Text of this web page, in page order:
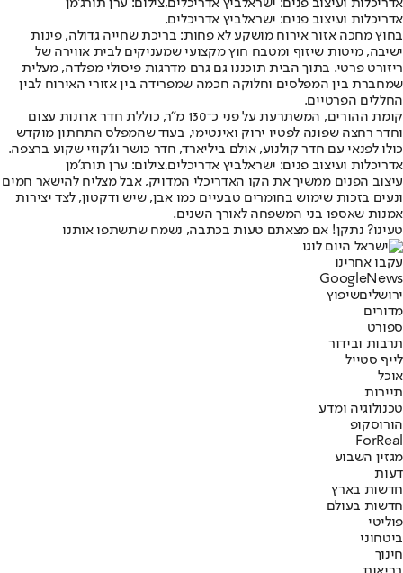
אדריכלות ועיצוב פנים: ישראלביץ אדריכלים,צילום: ערן תורג'מן
אדריכלות ועיצוב פנים: ישראלביץ אדריכלים,
בחוץ מחכה אזור אירוח מושקע לא פחות: בריכת שחייה גדולה, פינות
ישיבה, מיטות שיזוף ומטבח חוץ מקצועי שמעניקים לבית אווירה של
ריזורט פרטי. בתוך הבית תוכננו גם גרם מדרגות פיסולי מפלדה, מעלית
שמחברת בין המפלסים וחלוקה חכמה שמפרידה בין אזורי האירוח לבין
החללים הפרטיים.
קומת ההורים, המשתרעת על פני כ־130 מ"ר, כוללת חדר ארונות עצום
וחדר רחצה שפונה לפטיו ירוק ואינטימי, בעוד שהמפלס התחתון מוקדש
כולו לפנאי עם חדר קולנוע, אולם ביליארד, חדר כושר וג'קוזי שקוע ברצפה.
אדריכלות ועיצוב פנים: ישראלביץ אדריכלים,צילום: ערן תורג'מן
עיצוב הפנים ממשיך את הקו האדריכלי המדויק, אבל מצליח להישאר חמים
ונעים בזכות שימוש בחומרים טבעיים כמו אבן, שיש ודקטון, לצד יצירות
אמנות שאספו בני המשפחה לאורך השנים.
טעינו? נתקן! אם מצאתם טעות בכתבה, נשמח שתשתפו אותנו
עקבו אחרינו
Googl eNews
ירושליםשיפוץ
מדורים
ספורט
תרבות ובידור
לייף סטייל
אוכל
תיירות
טכנולוגיה ומדע
הורוסקופ
ForReal
מגזין השבוע
דעות
חדשות בארץ
חדשות בעולם
פוליטי
ביטחוני
חינוך